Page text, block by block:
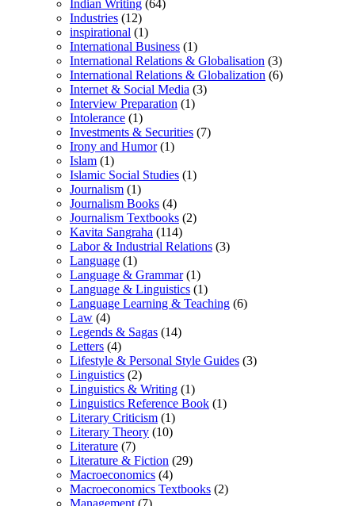
Indian Writing (64)
Industries (12)
inspirational (1)
International Business (1)
International Relations & Globalisation (3)
International Relations & Globalization (6)
Internet & Social Media (3)
Interview Preparation (1)
Intolerance (1)
Investments & Securities (7)
Irony and Humor (1)
Islam (1)
Islamic Social Studies (1)
Journalism (1)
Journalism Books (4)
Journalism Textbooks (2)
Kavita Sangraha (114)
Labor & Industrial Relations (3)
Language (1)
Language & Grammar (1)
Language & Linguistics (1)
Language Learning & Teaching (6)
Law (4)
Legends & Sagas (14)
Letters (4)
Lifestyle & Personal Style Guides (3)
Linguistics (2)
Linguistics & Writing (1)
Linguistics Reference Book (1)
Literary Criticism (1)
Literary Theory (10)
Literature (7)
Literature & Fiction (29)
Macroeconomics (4)
Macroeconomics Textbooks (2)
Management (7)